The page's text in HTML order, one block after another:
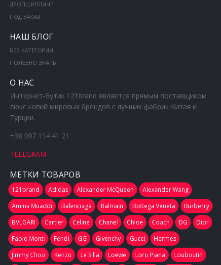
ДРОПШИППИНГ
ПОД ЗАКАЗ
НАШ БЛОГ
БЕЗ КАТЕГОРИИ
ПОЛЕЗНО ЗНАТЬ
О НАС
Интернет-бутик 121brand является прямым поставщиком
люкс копий мировых брендов с лучших фабрик Китая и
Турции.
+38 097 114 41 21
TELEGRAM
МЕТКИ ТОВАРОВ
121brand Adidas Alexander McQueen
Alexander Wang
Amina Muaddi
Balenciaga Balmain Bottega Veneta
Burberry
BVLGARI
Cartier Celine Chanel Chloe Coach DG
Dior
Fabio Monti
Fendi GG Givenchy Gucci
Hermes
Jimmy Choo
Kenzo Le Silla Loewe Loro Piana Louboutin